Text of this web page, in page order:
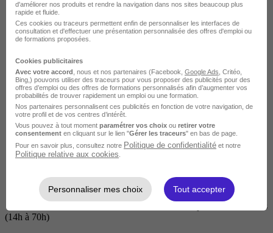
Courte
2 jours à 2 semaines
(14h à 70h)
d'améliorer nos produits et rendre la navigation dans nos sites beaucoup plus
rapide et fluide.
Ces cookies ou traceurs permettent enfin de personnaliser les interfaces de
consultation et d'effectuer une présentation personnalisée des offres d'emploi ou
de formations proposées.
Cookies publicitaires
Avec votre accord , nous et nos partenaires (Facebook, Google Ads , Critéo,
Bing,) pouvons utiliser des traceurs pour vous proposer des publicités pour des
offres d’emploi ou des offres de formations personnalisés afin d’augmenter vos
probabilités de trouver rapidement un emploi ou une formation.
Nos partenaires personnalisent ces publicités en fonction de votre navigation, de
votre profil et de vos centres d’intérêt.
Vous pouvez à tout moment paramétrer vos choix ou retirer votre
consentement en cliquant sur le lien "Gérer les traceurs" en bas de page.
Pour en savoir plus, consultez notre Politique de confidentialité et notre
Politique relative aux cookies
Personnaliser mes choix Tout accepter